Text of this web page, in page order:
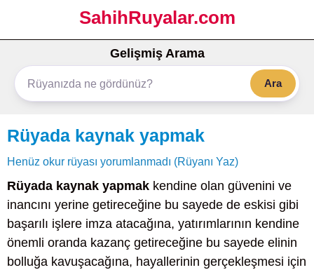
SahihRuyalar.com
Gelişmiş Arama
Ara
Rüyada kaynak yapmak
Henüz okur rüyası yorumlanmadı (Rüyanı Yaz)
Rüyada kaynak yapmak kendine olan güvenini ve
inancını yerine getireceğine bu sayede de eskisi gibi
başarılı işlere imza atacağına, yatırımlarının kendine
önemli oranda kazanç getireceğine bu sayede elinin
bolluğa kavuşacağına, hayallerinin gerçekleşmesi için